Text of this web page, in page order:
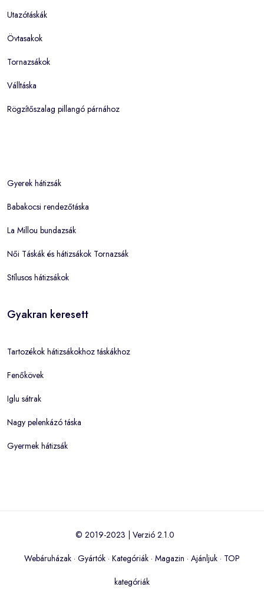
Utazótáskák
Övtasakok
Tornazsákok
Válltáska
Rögzítőszalag pillangó párnához
Gyerek hátizsák
Babakocsi rendezőtáska
La Millou bundazsák
Női Táskák és hátizsákok Tornazsák
Stílusos hátizsákok
Gyakran keresett
Tartozékok hátizsákokhoz táskákhoz
Fenőkövek
Iglu sátrak
Nagy pelenkázó táska
Gyermek hátizsák
© 2019-2023 | Verzió 2.1.0
Webáruházak · Gyártók · Kategóriák · Magazin · Ajánljuk · TOP
kategóriák